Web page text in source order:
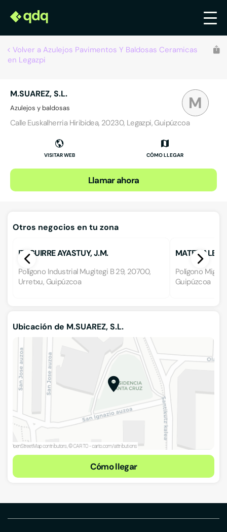
Volver a Azulejos Pavimentos Y Baldosas Ceramicas
en Legazpi
M
M.SUAREZ, S.L.
Azulejos y baldosas
Calle Euskalherria Hiribidea, 20230, Legazpi, Guipúzcoa
VISITAR WEB CÓMO LLEGAR
Llamar ahora
Otros negocios en tu zona
IZAGUIRRE AYASTUY, J.M.
Polígono Industrial Mugitegi B 29, 20700,
Urretxu, Guipúzcoa
MATERIALES
Polígono
Guipúzcoa
Ubicación de M.SUAREZ, S.L.
Cómo llegar